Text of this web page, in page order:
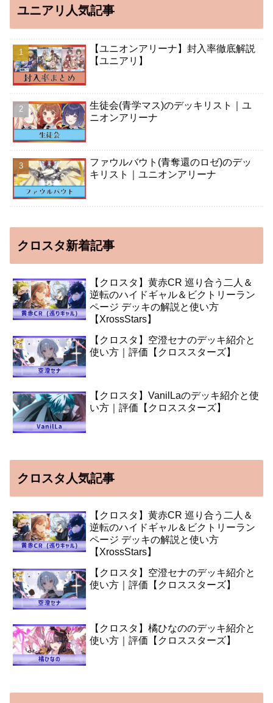
ユニアリ人気記事
【ユニオンアリーナ】封入率徹底解説
【ユニアリ】
生徒会(青学マス)のデッキリスト｜ユ
ニオンアリーナ
ファウルバウト(青奪還のロゼ)のデッ
キリスト｜ユニオンアリーナ
クロスタ新着記事
【クロスタ】黄赤CR 巡り合う二人＆
逆転のハイドギャル＆ビクトリーラン
ページ デッキの解説と使い方
【XrossStars】
【クロスタ】空澄セナのデッキ紹介と
使い方｜評価【クロススターズ】
【クロスタ】VanilLaのデッキ紹介と使
い方｜評価【クロススターズ】
クロスタ人気記事
【クロスタ】黄赤CR 巡り合う二人＆
逆転のハイドギャル＆ビクトリーラン
ページ デッキの解説と使い方
【XrossStars】
【クロスタ】空澄セナのデッキ紹介と
使い方｜評価【クロススターズ】
【クロスタ】橘ひなののデッキ紹介と
使い方｜評価【クロススターズ】